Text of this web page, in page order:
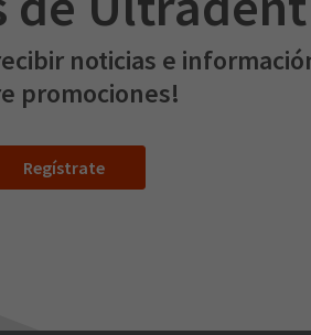
noticias e
promociones!
Regístrate